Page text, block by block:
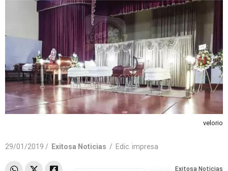
velorio
29/01/2019 / Exitosa Noticias / Edic. impresa